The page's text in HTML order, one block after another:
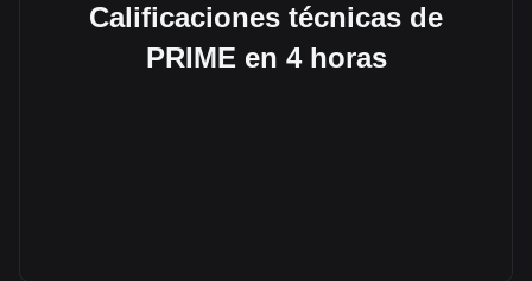
Calificaciones técnicas de
PRIME en 4 horas